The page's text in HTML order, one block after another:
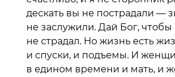
дескать вы не пострадали —
не заслужили. Дай Бог, чтобы
не страдал. Но жизнь есть
и спуски, и подъемы. И
в едином времени и мать, и